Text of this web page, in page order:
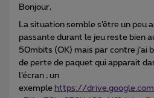
Bonjour,
La situation semble s’être un peu
passante durant le jeu reste bien
50mbits (OK) mais par contre j’ai
de perte de paquet qui apparait
l’écran ; un
exemple https://